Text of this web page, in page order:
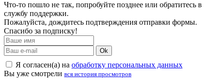
Что-то пошло не так, попробуйте позднее или обратитесь в
службу поддержки.
Пожалуйста, дождитесь подтверждения отправки формы.
Спасибо за подписку!
Ok
Я согласен(а) на обработку персональных данных
Вы уже смотрели вся история просмотров